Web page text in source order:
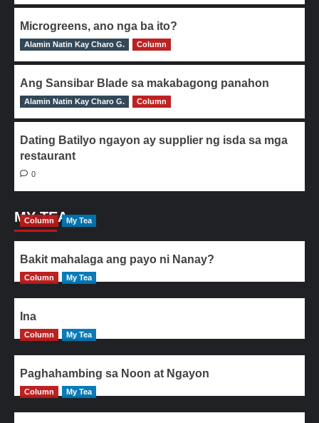
Microgreens, ano nga ba ito?
0
Alamin Natin Kay Charo G. Column
Ang Sansibar Blade sa makabagong panahon
0
Alamin Natin Kay Charo G. Column
Dating Batilyo ngayon ay supplier ng isda sa mga
restaurant
0
MY TEA
Column My Tea
Bakit mahalaga ang payo ni Nanay?
Column My Tea
Ina
Column My Tea
Paghahambing sa Noon at Ngayon
Column My Tea